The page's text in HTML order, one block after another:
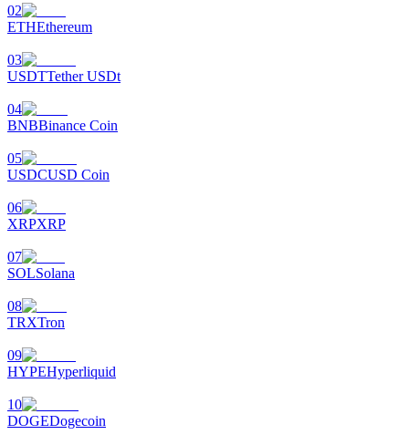
การล็อค BTR
การลงทุนพิเศษสำหรับผู้ถือ BTR
เงินกู้
02
ETHEthereum
03
USDTTether USDt
04
BNBBinance Coin
05
USDCUSD Coin
06
XRPXRP
07
SOLSolana
08
TRXTron
09
HYPEHyperliquid
10
DOGEDogecoin